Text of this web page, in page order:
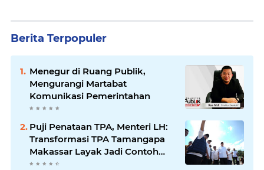
Berita Terpopuler
Menegur di Ruang Publik,
Mengurangi Martabat
Komunikasi Pemerintahan
Puji Penataan TPA, Menteri LH:
Transformasi TPA Tamangapa
Makassar Layak Jadi Contoh
Nasional